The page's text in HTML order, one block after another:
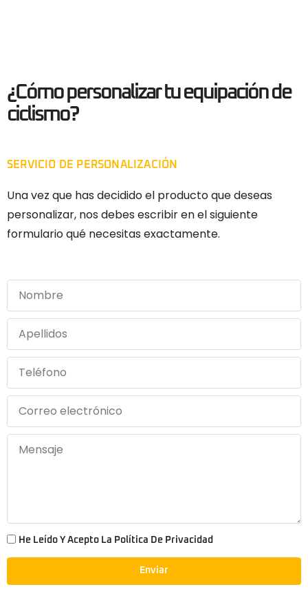
¿Cómo personalizar tu equipación de
ciclismo?
SERVICIO DE PERSONALIZACIÓN
Una vez que has decidido el producto que deseas
personalizar, nos debes escribir en el siguiente
formulario qué necesitas exactamente.
He Leído Y Acepto La Política De Privacidad
Enviar